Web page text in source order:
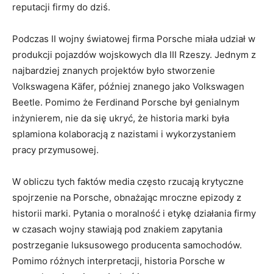
reputacji​ firmy do dziś.
Podczas II wojny światowej firma‍ Porsche ⁤miała ⁢udział w
produkcji ⁢pojazdów wojskowych dla III Rzeszy. Jednym ⁢z
‍najbardziej znanych ⁢projektów ⁣było stworzenie
Volkswagena Käfer, później znanego jako ​Volkswagen
Beetle. Pomimo że Ferdinand​ Porsche⁣ był genialnym
inżynierem, nie ​da ‍się⁢ ukryć, że historia marki była
splamiona kolaboracją z nazistami i⁣ wykorzystaniem
⁣pracy przymusowej.
W obliczu tych faktów media często rzucają krytyczne
‌spojrzenie⁣ na Porsche, obnażając ​mroczne epizody z
historii​ marki. Pytania​ o​ moralność i etykę ⁢działania firmy⁤
w czasach wojny stawiają pod ‍znakiem ​zapytania
postrzeganie luksusowego producenta samochodów.
Pomimo⁣ różnych interpretacji, historia Porsche ⁢w